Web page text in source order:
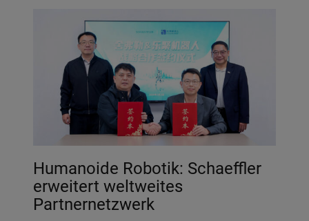
Humanoide Robotik: Schaeffler
erweitert weltweites
Partnernetzwerk